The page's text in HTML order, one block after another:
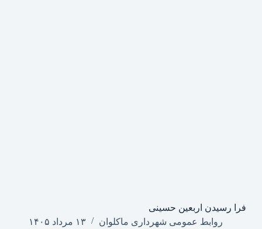
فرا رسیدن اربعین حسینی
روابط عمومی شهرداری ماکلوان
۱۳ مرداد ۱۴۰۵